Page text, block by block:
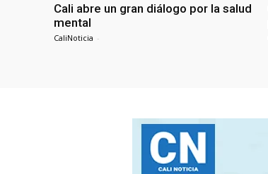
Cali abre un gran diálogo por la salud
mental
CaliNoticia -